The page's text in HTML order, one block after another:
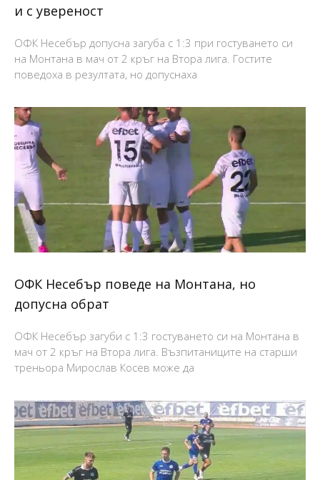
и с увереност
ОФК Несебър допусна загуба с 1:3 при гостуването си
на Монтана в мач от 2 кръг на Втора лига. Гостите
поведоха в резултата, но допуснаха
ОФК Несебър поведе на Монтана, но
допусна обрат
ОФК Несебър загуби с 1:3 гостуването си на Монтана в
мач от 2 кръг на Втора лига. Възпитаниците на старши
треньора Мирослав Косев може да